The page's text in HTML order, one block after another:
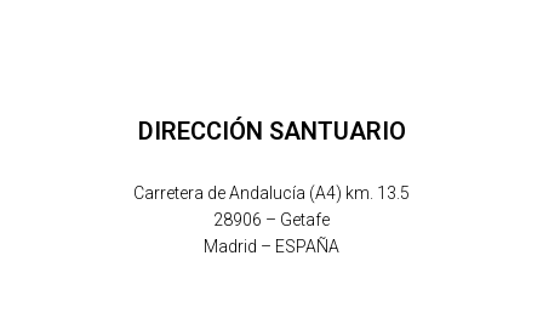
DIRECCIÓN SANTUARIO
Carretera de Andalucía (A4) km. 13.5
28906 – Getafe
Madrid – ESPAÑA